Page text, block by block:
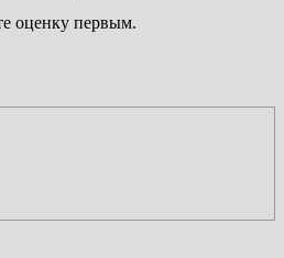
оценку первым.